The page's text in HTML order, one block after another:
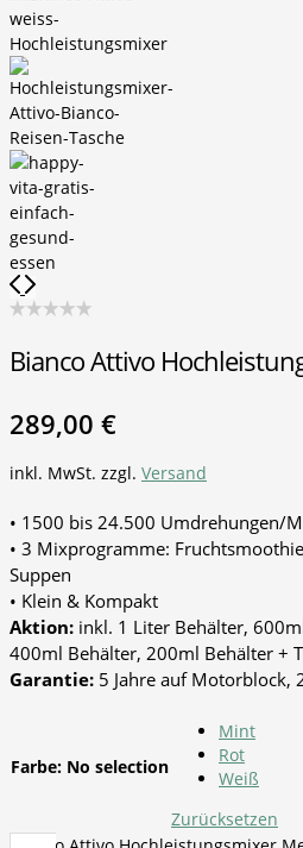
Bianco Attivo
289,00 €
inkl. MwSt. zzgl. Versand
• 1500 bis 24.500 Umdrehungen/
• 3 Mixprogramme:
Suppen
• Klein & Kompakt
Aktion: inkl. 1 Liter Behälter,
400ml Behälter, 200ml Behälter +
Garantie: 5 Jahre auf Motorblock,
Farbe: No selection
Mint
Rot
Weiß
Zurücksetzen